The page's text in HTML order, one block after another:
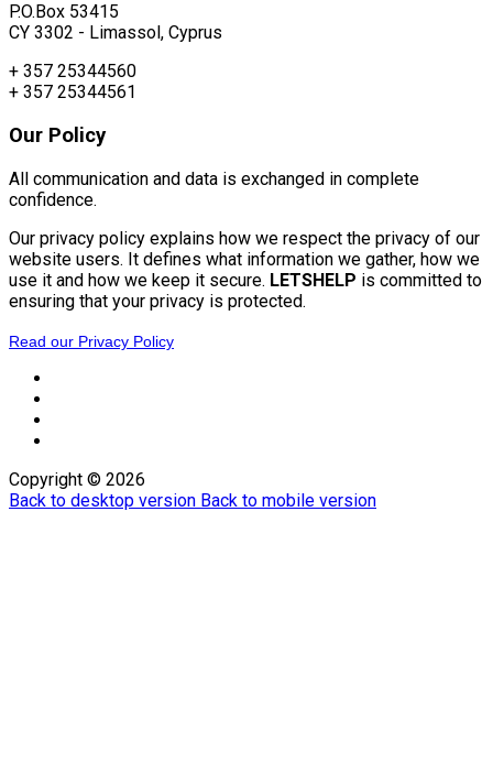
P.O.Box 53415
CY 3302 - Limassol, Cyprus
+ 357 25344560
+ 357 25344561
Our Policy
All communication and data is exchanged in complete
confidence.
Our privacy policy explains how we respect the privacy of our
website users. It defines what information we gather, how we
use it and how we keep it secure. LETSHELP is committed to
ensuring that your privacy is protected.
Read our Privacy Policy
Copyright © 2026
Back to desktop version Back to mobile version